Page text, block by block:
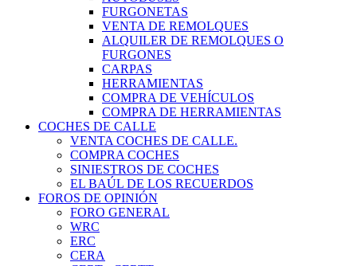
FURGONETAS
VENTA DE REMOLQUES
ALQUILER DE REMOLQUES O
FURGONES
CARPAS
HERRAMIENTAS
COMPRA DE VEHÍCULOS
COMPRA DE HERRAMIENTAS
COCHES DE CALLE
VENTA COCHES DE CALLE.
COMPRA COCHES
SINIESTROS DE COCHES
EL BAÚL DE LOS RECUERDOS
FOROS DE OPINIÓN
FORO GENERAL
WRC
ERC
CERA